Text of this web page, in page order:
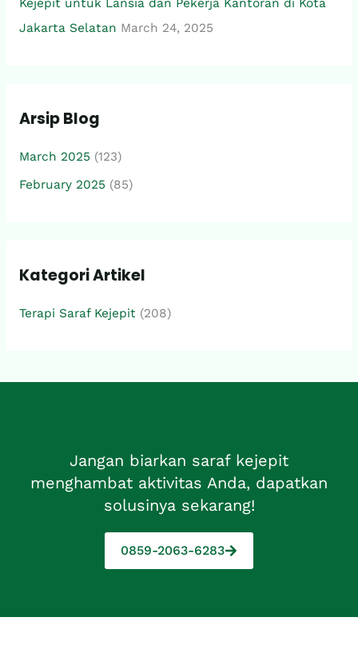
Kejepit untuk Lansia dan Pekerja Kantoran di Kota
Jakarta Selatan March 24, 2025
Arsip Blog
March 2025 (123)
February 2025 (85)
Kategori Artikel
Terapi Saraf Kejepit (208)
Jangan biarkan saraf kejepit
menghambat aktivitas Anda, dapatkan
solusinya sekarang!
0859-2063-6283